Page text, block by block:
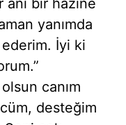
bir hazine
yanımda
İyi ki
canım
desteğim